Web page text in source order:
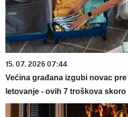
15. 07. 2026 07:44
Većina građana izgubi novac
letovanje - ovih 7 troškova